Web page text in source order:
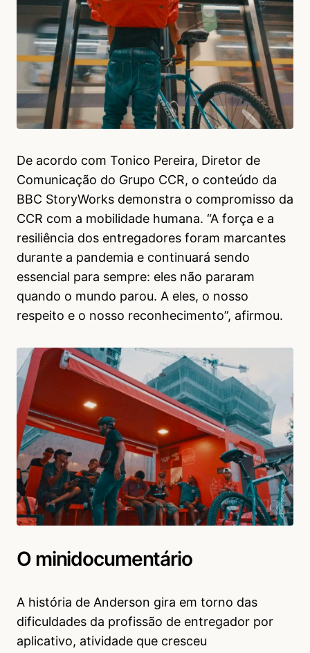
De acordo com Tonico Pereira, Diretor de
Comunicação do Grupo CCR, o conteúdo da
BBC StoryWorks demonstra o compromisso da
CCR com a mobilidade humana. “A força e a
resiliência dos entregadores foram marcantes
durante a pandemia e continuará sendo
essencial para sempre: eles não pararam
quando o mundo parou. A eles, o nosso
respeito e o nosso reconhecimento”, afirmou.
O minidocumentário
A história de Anderson gira em torno das
dificuldades da profissão de entregador por
aplicativo, atividade que cresceu